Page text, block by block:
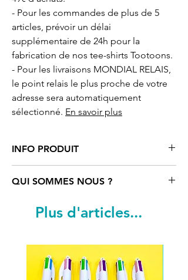
- Pour les commandes de plus de 5
articles, prévoir un délai
supplémentaire de 24h pour la
fabrication de nos tee-shirts Tootoons.
- Pour les livraisons MONDIAL RELAIS,
le point relais le plus proche de votre
adresse sera automatiquement
sélectionné. En savoir plus
INFO PRODUIT
Pizza BleuTootoons, 100% coton semi-
au col. Col avec bord côte élasthanne.
coupe ajustée.
Impression Recto/Verso.
Création originale réalisée par notre
QUI SOMMES NOUS ?
Tootoons
est un univers coloré rempli
de personnages funs et parfois un peu
l’imagination d’une artiste française qui
navigue entre Paris, Vienne et le reste
du monde. Découvrez notre univers et
Plus d'articles...